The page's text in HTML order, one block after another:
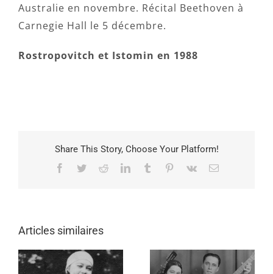
Australie en novembre. Récital Beethoven à
Carnegie Hall le 5 décembre.
Rostropovitch et Istomin en 1988
Share This Story, Choose Your Platform!
Facebook
TwitterRedditLinkedInTumblr Pinterest
Vk Email
Articles similaires